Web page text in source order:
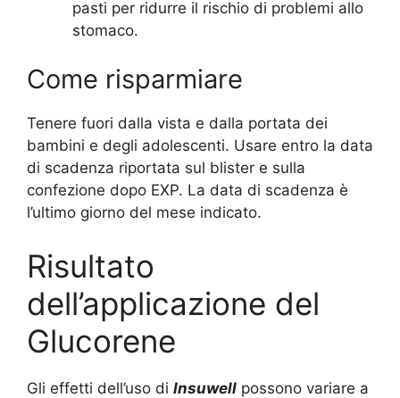
pasti per ridurre il rischio di problemi allo
stomaco.
Come risparmiare
Tenere fuori dalla vista e dalla portata dei
bambini e degli adolescenti. Usare entro la data
di scadenza riportata sul blister e sulla
confezione dopo EXP. La data di scadenza è
l’ultimo giorno del mese indicato.
Risultato
dell’applicazione del
Glucorene
Gli effetti dell’uso di Insuwell possono variare a